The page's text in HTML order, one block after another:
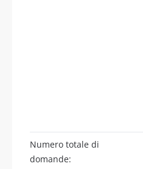
Numero totale di
domande: